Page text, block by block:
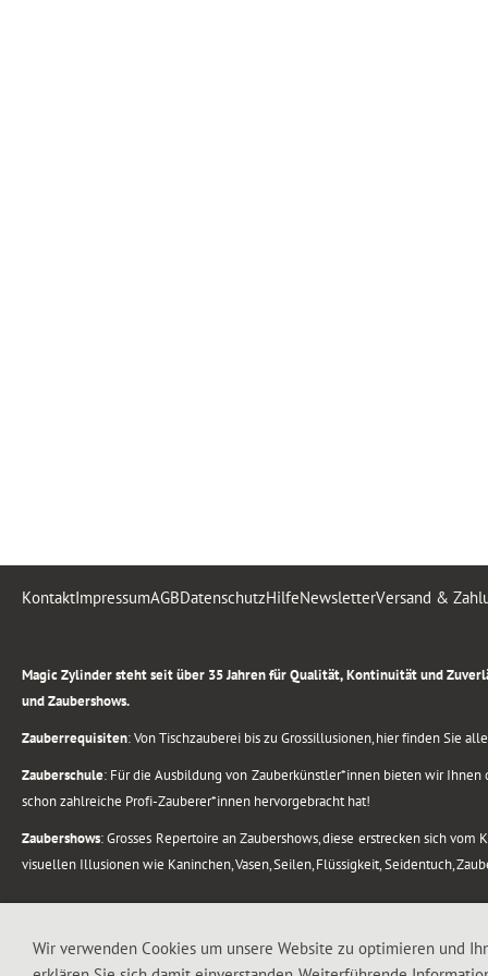
KontaktImpressumAGBDatenschutzHilfeNewsletterVersand &
Magic Zylinder steht seit über 35 Jahren für Qualität, Kontinuität und
und Zaubershows.
Zauberrequisiten: Von Tischzauberei bis zu Grossillusionen, hier finden Sie
Zauberschule: Für die Ausbildung von Zauberkünstler*innen bieten wir Ihnen
schon zahlreiche Profi-Zauberer*innen hervorgebracht hat!
Zaubershows: Grosses Repertoire an Zaubershows, diese erstrecken sich
visuellen Illusionen wie Kaninchen, Vasen, Seilen, Flüssigkeit, Seidentuch,
.
Alle Rechte vorbehalten. © 1988-2026 Magic Zylinder
Wir verwenden Cookies um unsere Website zu optimieren und